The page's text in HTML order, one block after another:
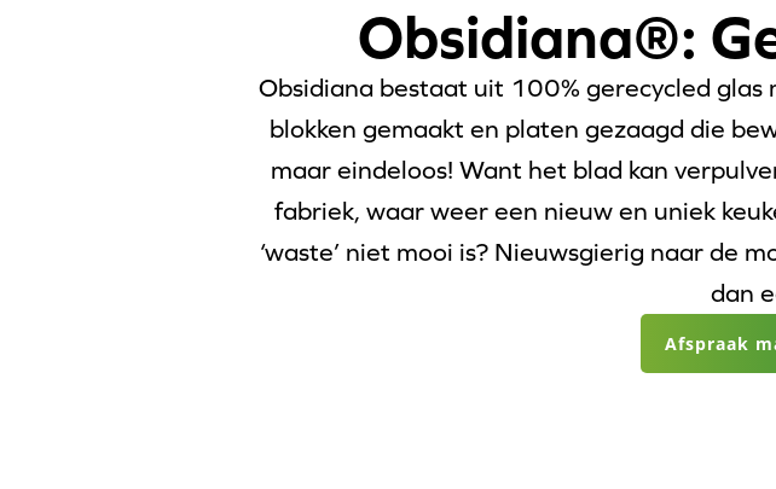
Obsidiana®:
Obsidiana bestaat uit 100% gerecycled
blokken gemaakt en platen gezaagd die
maar eindeloos! Want het blad kan
fabriek, waar weer een nieuw en uniek
‘waste’ niet mooi is? Nieuwsgierig naar de
dan
Afspraak